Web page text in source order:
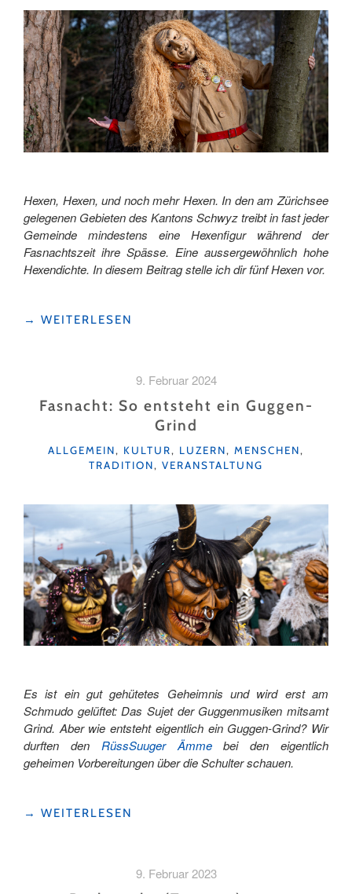
MARATHON"
Hexen, Hexen, und noch mehr Hexen. In den am Zürichsee
gelegenen Gebieten des Kantons Schwyz treibt in fast jeder
Gemeinde mindestens eine Hexenfigur während der
Fasnachtszeit ihre Spässe. Eine aussergewöhnlich hohe
Hexendichte. In diesem Beitrag stelle ich dir fünf Hexen vor.
"«OH
→ WEITERLESEN
9. Februar 2024
Fasnacht: So entsteht ein Guggen-
Grind
KATEGORIEN
ALLGEMEIN, KULTUR, LUZERN, MENSCHEN,
TRADITION, VERANSTALTUNG
Es ist ein gut gehütetes Geheimnis und wird erst am
Schmudo gelüftet: Das Sujet der Guggenmusiken mitsamt
Grind. Aber wie entsteht eigentlich ein Guggen-Grind? Wir
durften den RüssSuuger Ämmebei den eigentlich
geheimen Vorbereitungen über die Schulter schauen.
"FASNACHT:
→ WEITERLESEN
9. Februar 2023